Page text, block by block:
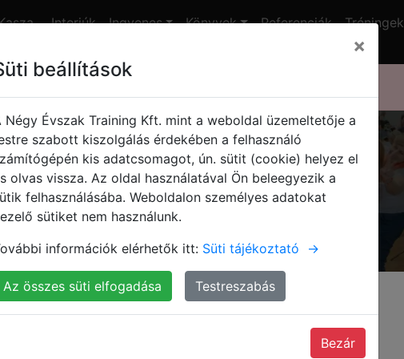
beállítások
×
Négy Évszak Training Kft. mint a weboldal üzemeltetője a
szabott kiszolgálás érdekében a felhasználó
kis adatcsomagot, ún. sütit (cookie) helyez el
olvas vissza. Az oldal használatával Ön beleegyezik a
felhasználásába. Weboldalon személyes adatokat
sütiket nem használunk.
információk elérhetők itt: Süti tájékoztató →
Az összes süti elfogadása Testreszabás
Bezár
Interjúk Ingyenes Könyvek Referenciák Tréningek
jegyek!
Kasza Tamás
Olvasd el a blogom!